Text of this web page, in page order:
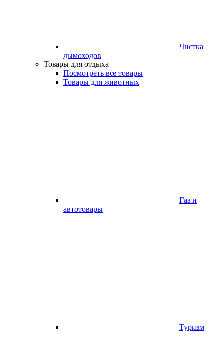
Чистка
дымоходов
Товары для отдыха
Посмотреть все товары
Товары для животных
Газ и
автотовары
Туризм